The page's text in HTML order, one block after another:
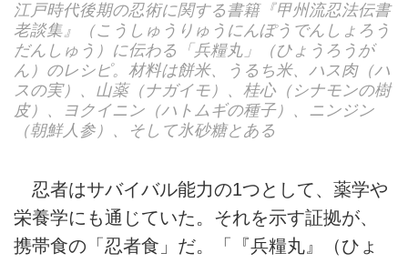
江戸時代後期の忍術に関する書籍『甲州流忍法伝書
老談集』（こうしゅうりゅうにんぽうでんしょろう
だんしゅう）に伝わる「兵糧丸」（ひょうろうが
ん）のレシピ。材料は餅米、うるち米、ハス肉（ハ
スの実）、山薬（ナガイモ）、桂心（シナモンの樹
皮）、ヨクイニン（ハトムギの種子）、ニンジン
（朝鮮人参）、そして氷砂糖とある
忍者はサバイバル能力の1つとして、薬学や
栄養学にも通じていた。それを示す証拠が、
携帯食の「忍者食」だ。「『兵糧丸』（ひょ